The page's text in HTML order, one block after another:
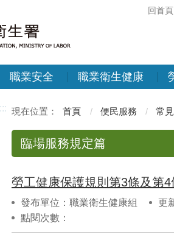
回首頁
職業安全 職業衛生健康
::: 首頁 便民服務 常
臨場服務規定篇
發布單位：職業衛生健康組 更
點閱次數：